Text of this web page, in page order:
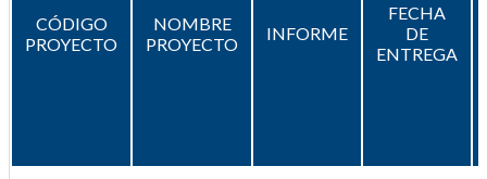
CÓDIGO
PROYECTO
NOMBRE
PROYECTO
INFORME
FECHA
DE
ENTREGA